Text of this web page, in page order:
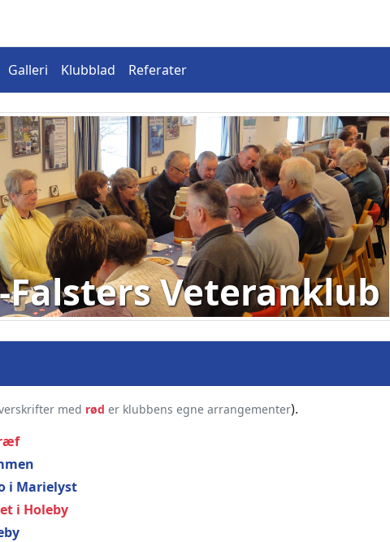
Galleri Klubblad Referater
Veteranklub
med rød er klubbens egne arrangementer).
i Marielyst
i Holeby